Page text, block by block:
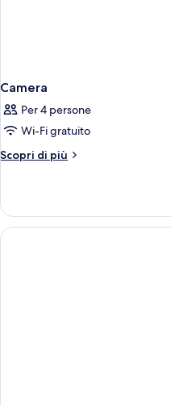
Camera
Per 4 persone
Wi-Fi gratuito
Scopri di più
Altri